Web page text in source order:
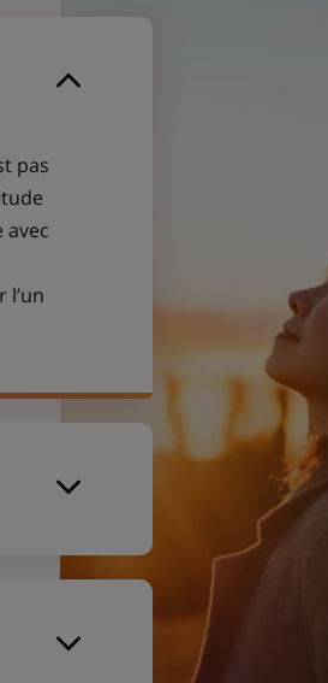
pas
l’un